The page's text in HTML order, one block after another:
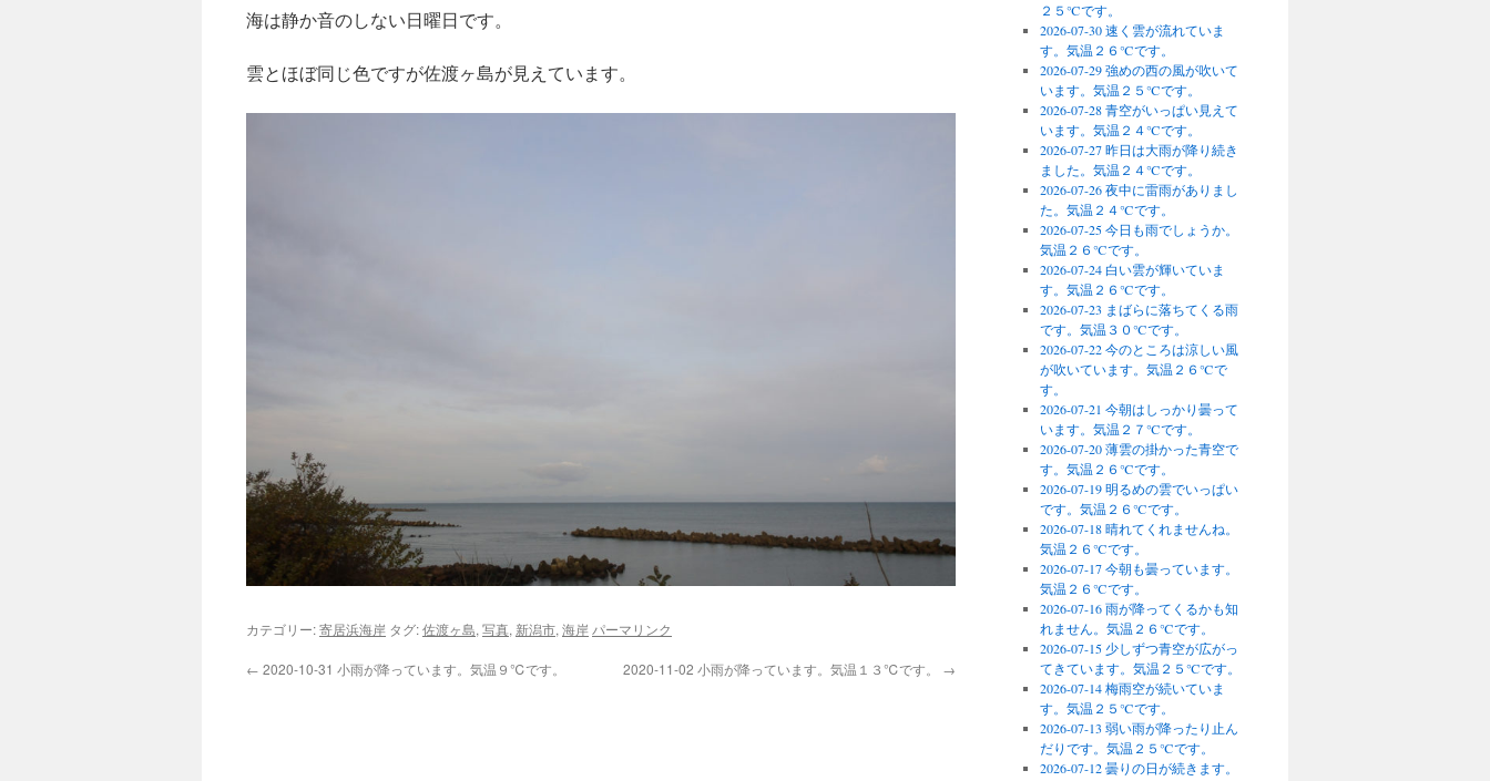
海は静か音のしない日曜日です。
雲とほぼ同じ色ですが佐渡ヶ島が見えています。
カテゴリー:寄居浜海岸 タグ:佐渡ヶ島, 写真, 新潟市, 海岸 パーマリンク
← 2020-10-31 小雨が降っています。気温９℃です。 2020-11-02 小雨が降っています。気温１３℃です。 →
２５℃です。
2026-07-30 速く雲が流れていま
す。気温２６℃です。
2026-07-29 強めの西の風が吹いて
います。気温２５℃です。
2026-07-28 青空がいっぱい見えて
います。気温２４℃です。
2026-07-27 昨日は大雨が降り続き
ました。気温２４℃です。
2026-07-26 夜中に雷雨がありまし
た。気温２４℃です。
2026-07-25 今日も雨でしょうか。
気温２６℃です。
2026-07-24 白い雲が輝いていま
す。気温２６℃です。
2026-07-23 まばらに落ちてくる雨
です。気温３０℃です。
2026-07-22 今のところは涼しい風
が吹いています。気温２６℃で
す。
2026-07-21 今朝はしっかり曇って
います。気温２７℃です。
2026-07-20 薄雲の掛かった青空で
す。気温２６℃です。
2026-07-19 明るめの雲でいっぱい
です。気温２６℃です。
2026-07-18 晴れてくれませんね。
気温２６℃です。
2026-07-17 今朝も曇っています。
気温２６℃です。
2026-07-16 雨が降ってくるかも知
れません。気温２６℃です。
2026-07-15 少しずつ青空が広がっ
てきています。気温２５℃です。
2026-07-14 梅雨空が続いていま
す。気温２５℃です。
2026-07-13 弱い雨が降ったり止ん
だりです。気温２５℃です。
2026-07-12 曇りの日が続きます。